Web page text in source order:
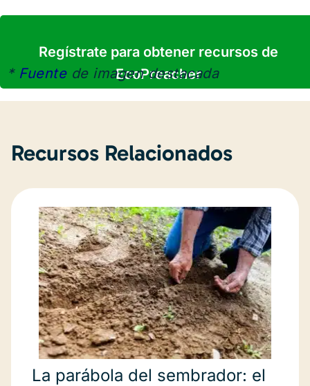
Regístrate para obtener recursos de
EcoPreacher
* Fuentede imagen destacada
Recursos Relacionados
La parábola del sembrador: el